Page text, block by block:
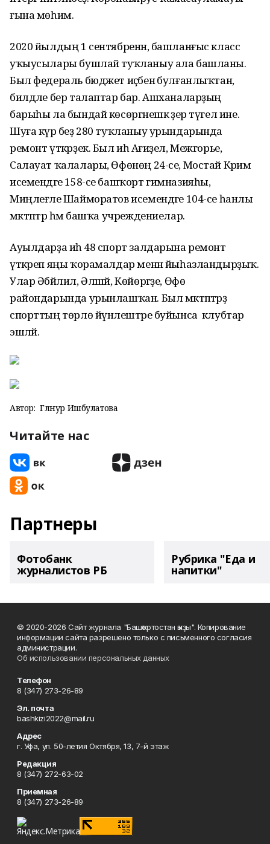
ғына мөһим.
2020 йылдың 1 сентябренән, башланғыс класс
уҡыусылары бушлай туҡланыу ала башланы.
Был федераль бюджет иҫәбенә булғанлыҡтан,
билдәле бер талаптар бар. Ашханаларҙың
барыһы ла бындай көсөргәнешкә әҙер түгел ине.
Шуға күрә беҙ 280 туҡланыу урындарында
ремонт үткәрҙек. Был иһә Ағиҙел, Межгорье,
Салауат ҡалалары, Өфөнөң 24-се, Мостай Кәрим
исемендәге 158-се башҡорт гимназияһы,
Миңлеғәле Шайморатов исемендәге 104-се һанлы
мәктәптәр һәм башҡа учреждениелар.
Ауылдарҙа иһә 48 спорт залдарына ремонт
үткәреп яңы ҡорамалдар менән йыһазландырҙыҡ.
Улар Әбйәлил, Әлшәй, Көйөргәҙе, Өфө
райондарында урынлашҡан. Был мәктәптәрҙә
спорттың төрлө йүнәлештәре буйынса клубтар
эшләй.
Автор: Гөлнур Ишбулатова
Читайте нас
Партнеры
Фотобанк
журналистов РБ
Рубрика "Еда и
напитки"
© 2020-2026 Сайт журнала "Башҡортостан ҡыҙы". Копирование
информации сайта разрешено только с письменного согласия
администрации.
Об использовании персональных данных
Телефон
8 (347) 273-26-89
Эл. почта
bashkizi2022@mail.ru
Адрес
г. Уфа, ул. 50-летия Октября, 13, 7-й этаж
Редакция
8 (347) 272-63-02
Приемная
8 (347) 273-26-89